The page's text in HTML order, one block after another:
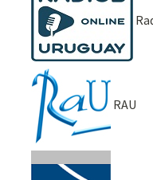
RAU